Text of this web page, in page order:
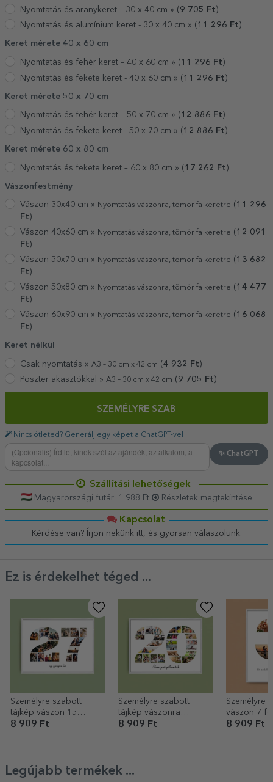
Nyomtatás és aranykeret – 30 x 40 cm » (9 705 Ft)
Nyomtatás és alumínium keret - 30 x 40 cm » ( 11 296 Ft )
Keret mérete 40 x 60 cm
Nyomtatás és fehér keret – 40 x 60 cm » ( 11 296 Ft )
Nyomtatás és fekete keret - 40 x 60 cm » (11 296 Ft)
Keret mérete 50 x 70 cm
Nyomtatás és fehér keret – 50 x 70 cm » ( 12 886 Ft )
Nyomtatás és fekete keret - 50 x 70 cm » ( 12 886 Ft )
Keret mérete 60 x 80 cm
Nyomtatás és fekete keret – 60 x 80 cm » (17 262 Ft)
Vászonfestmény
Vászon 30x40 cm » Nyomtatás vászonra, tömör fa keretre (11 296
Ft)
Vászon 40x60 cm » Nyomtatás vászonra, tömör fa keretre (12 091
Ft)
Vászon 50x70 cm » Nyomtatás vászonra, tömör fa keretre (13 682
Ft)
Vászon 50x80 cm » Nyomtatás vászonra, tömör fa keretre (14 477
Ft)
Vászon 60x90 cm » Nyomtatás vászonra, tömör fa keretre (16 068
Ft)
Keret nélkül
Csak nyomtatás » A3 – 30 cm x 42 cm (4 932 Ft)
Poszter akasztókkal » A3 – 30 cm x 42 cm ( 9 705 Ft )
SZEMÉLYRE SZAB
Nincs ötleted? Generálj egy képet a ChatGPT-vel
✨ ChatGPT
Szállítási lehetőségek
Magyarországi futár: 1 988 Ft Részletek megtekintése
Kapcsolat
Kérdése van? Írjon nekünk itt, és gyorsan válaszolunk.
Ez is érdekelhet téged ...
Személyre szabott
tájkép vászon 15
fotóval, 27-es
8 909 Ft
Személyre szabott
tájkép vászonra
nyomtatva fotókkal és
8 909 Ft
Személyre
vászon 7
8 909 Ft
Legújabb termékek ...